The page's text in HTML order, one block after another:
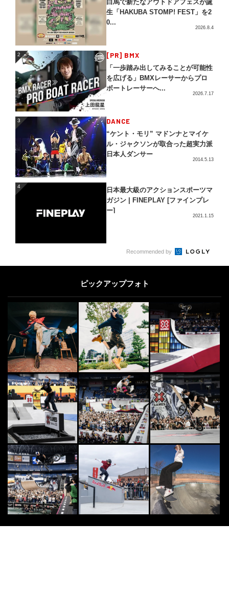
白馬で新たなアウトドアフェスが誕
生「HAKUBA STOMP! FEST」を2
0...
2026.8.4
2 [PR] BMX
「一歩踏み出してみることが可能性
を広げる」BMXレーサーからプロ
ボートレーサーへ...
2026.7.17
3 DANCE
“ケント・モリ” マドンナとマイケ
ル・ジャクソンが取合った超実力派
日本人ダンサー
2014.5.13
4
日本最大級のアクションスポーツマ
ガジン | FINEPLAY [ファインプレ
ー]
2021.1.15
[PR] DOUBLEDUTCH
FINEPLAY編集部がアクションスポ
チ」の歴...
SURF
世界のサーファーから愛された“サ
ーフィン映画”10選
2016.2.15
7 OTHERS
様々なカルチャーが交差する異種格
闘技戦！「FREESTYLE SPACE 20
2...
2026.8.6
8
羽田空港に「ニューエラの自動販売
機」出現。実際に限定キャップを買
いに行ってみた
2022.11.30
9 SURF
6
Recommended by
ピックアップフォト